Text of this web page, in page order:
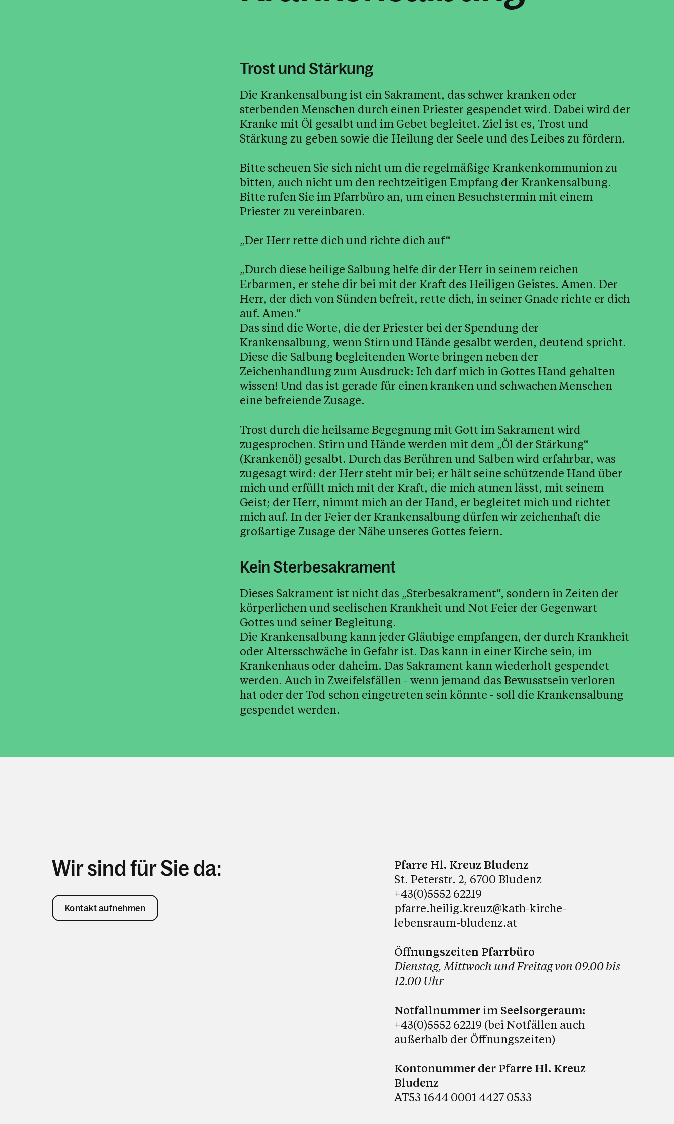
Trost und Stärkung
Die Krankensalbung ist ein Sakrament, das schwer kranken oder
sterbenden Menschen durch einen Priester gespendet wird. Dabei wird der
Kranke mit Öl gesalbt und im Gebet begleitet. Ziel ist es, Trost und
Stärkung zu geben sowie die Heilung der Seele und des Leibes zu fördern.
Bitte scheuen Sie sich nicht um die regelmäßige Krankenkommunion zu
bitten, auch nicht um den rechtzeitigen Empfang der Krankensalbung.
Bitte rufen Sie im Pfarrbüro an, um einen Besuchstermin mit einem
Priester zu vereinbaren.
„Der Herr rette dich und richte dich auf“
„Durch diese heilige Salbung helfe dir der Herr in seinem reichen
Erbarmen, er stehe dir bei mit der Kraft des Heiligen Geistes. Amen. Der
Herr, der dich von Sünden befreit, rette dich, in seiner Gnade richte er dich
auf. Amen.“
Das sind die Worte, die der Priester bei der Spendung der
Krankensalbung, wenn Stirn und Hände gesalbt werden, deutend spricht.
Diese die Salbung begleitenden Worte bringen neben der
Zeichenhandlung zum Ausdruck: Ich darf mich in Gottes Hand gehalten
wissen! Und das ist gerade für einen kranken und schwachen Menschen
eine befreiende Zusage.
Trost durch die heilsame Begegnung mit Gott im Sakrament wird
zugesprochen. Stirn und Hände werden mit dem „Öl der Stärkung“
(Krankenöl) gesalbt. Durch das Berühren und Salben wird erfahrbar, was
zugesagt wird: der Herr steht mir bei; er hält seine schützende Hand über
mich und erfüllt mich mit der Kraft, die mich atmen lässt, mit seinem
Geist; der Herr, nimmt mich an der Hand, er begleitet mich und richtet
mich auf. In der Feier der Krankensalbung dürfen wir zeichenhaft die
großartige Zusage der Nähe unseres Gottes feiern.
Kein Sterbesakrament
Dieses Sakrament ist nicht das „Sterbesakrament“, sondern in Zeiten der
körperlichen und seelischen Krankheit und Not Feier der Gegenwart
Gottes und seiner Begleitung.
Die Krankensalbung kann jeder Gläubige empfangen, der durch Krankheit
oder Altersschwäche in Gefahr ist. Das kann in einer Kirche sein, im
Krankenhaus oder daheim. Das Sakrament kann wiederholt gespendet
werden. Auch in Zweifelsfällen - wenn jemand das Bewusstsein verloren
hat oder der Tod schon eingetreten sein könnte - soll die Krankensalbung
gespendet werden.
Wir sind für Sie da:
Kontakt aufnehmen
Pfarre Hl. Kreuz Bludenz
St. Peterstr. 2, 6700 Bludenz
+43(0)5552 62219
pfarre.heilig.kreuz@kath-kirche-
lebensraum-bludenz.at
Öffnungszeiten Pfarrbüro
Dienstag, Mittwoch und Freitag von 09.00 bis
12.00 Uhr
Notfallnummer im Seelsorgeraum:
+43(0)5552 62219 (bei Notfällen auch
außerhalb der Öffnungszeiten)
Kontonummer der Pfarre Hl. Kreuz
Bludenz
AT53 1644 0001 4427 0533